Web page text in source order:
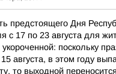
предстоящего Дня
с 17 по 23 августа для
укороченной: поскольку
августа, в этом году
то выходной